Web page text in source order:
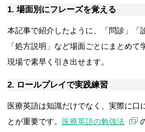
1. 場面別にフレーズを覚える
本記事で紹介したように、「問診」「
「処方説明」など場面ごとにまとめて
現場で素早く引き出せます。
2. ロールプレイで実践練習
医療英語は知識だけでなく、実際に口
とが重要です。
医療英語の勉強法